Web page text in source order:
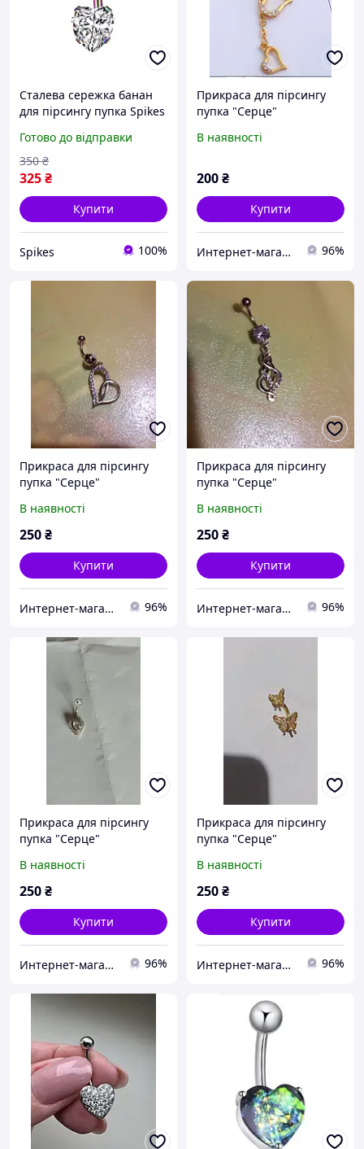
Сталева сережка банан
для пірсингу пупка Spikes
фіанітами
(Різнокольоровий)
Готово до відправки
325₴
350 ₴
Купити
Spikes 100%
Прикраса для пірсингу
пупка "Серце"
В наявності
200₴
Купити
Интернет-магазин "Милаша" milasha.com.ua 96%
Прикраса для пірсингу
пупка "Серце"
В наявності
250₴
Купити
Интернет-магазин "Милаша" milasha.com.ua 96%
Прикраса для пірсингу
пупка "Серце"
В наявності
250₴
Купити
Интернет-магазин "Милаша" milasha.com.ua 96%
Прикраса для пірсингу
пупка "Серце"
В наявності
250₴
Купити
Интернет-магазин "Милаша" milasha.com.ua 96%
Прикраса для пірсингу
пупка "Серце"
В наявності
250₴
Купити
Интернет-магазин "Милаша" milasha.com.ua 96%